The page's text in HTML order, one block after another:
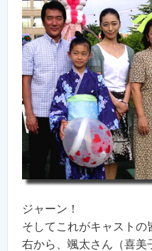
ジャーン！
そしてこれがキャストの
右から、颯太さん（喜美